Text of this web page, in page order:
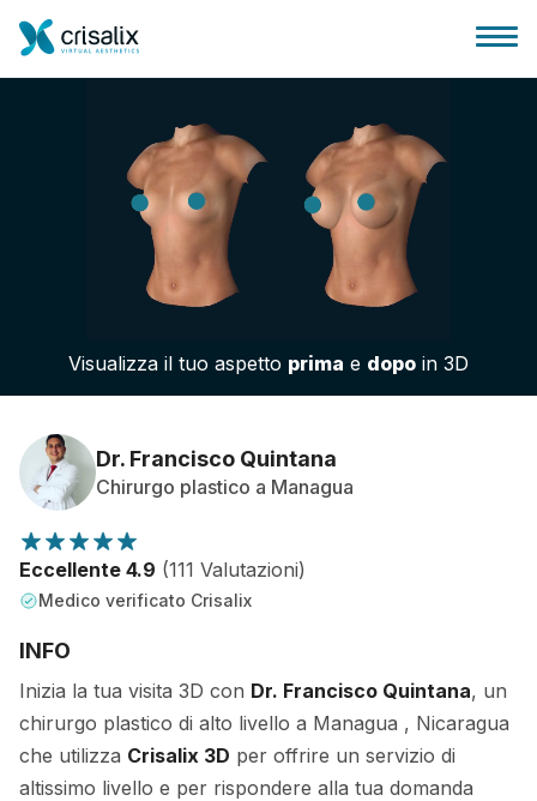
Accesso chirurghi
Piattaforma Business 3D
Piani
Recensioni dei pazienti
Visualizza il tuo aspetto prima e dopo in 3D
Dr. Francisco Quintana
Chirurgo plastico a Managua
Eccellente 4.9 (111 Valutazioni)
Medico verificato Crisalix
INFO
Inizia la tua visita 3D con Dr. Francisco Quintana, un
chirurgo plastico di alto livello a Managua , Nicaragua
che utilizza Crisalix 3D per offrire un servizio di
altissimo livello e per rispondere alla tua domanda